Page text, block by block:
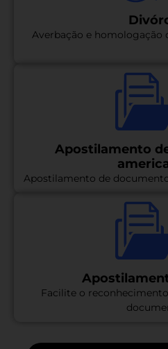
Averbação e homologação
Apostilamento
Apostilamento de
Facilite o